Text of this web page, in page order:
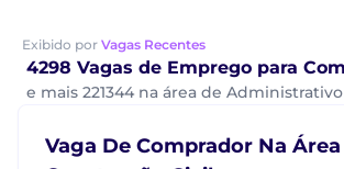
Exibido por Vagas Recentes
4298 Vagas de Emprego para
e mais 221344 na área de Administrativo
Vaga De Comprador Na Área